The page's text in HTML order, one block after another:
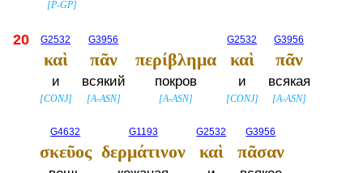
[P-GP]
20 G2532
καὶ
и
[CONJ]
G3956
πᾶν
всякий
[A-ASN]
περίβλημα
покров
[A-ASN]
G2532
καὶ
и
[CONJ]
G3956
πᾶν
всякая
[A-ASN]
G4632
σκεῦος
G1193
δερμάτινον
G2532
καὶ
G3956
πᾶσαν